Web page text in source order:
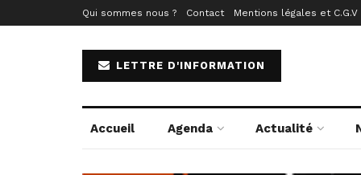
Qui sommes nous ? Contact Mentions légales et C.G.V
LETTRE D'INFORMATION
Accueil Agenda Actualité